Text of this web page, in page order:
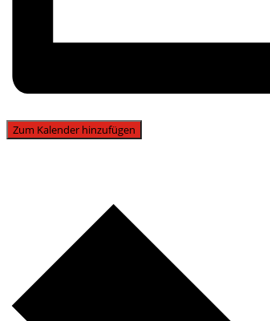
Zum Kalender hinzufügen